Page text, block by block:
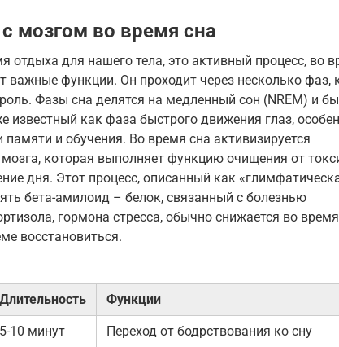
мозгом во время сна
отдыха для нашего тела, это активный процесс, во
важные функции. Он проходит через несколько фаз,
Фазы сна делятся на медленный сон (NREM) и
известный как фаза быстрого движения глаз,
и обучения. Во время сна активизируется
которая выполняет функцию очищения от
дня. Этот процесс, описанный как
бета-амилоид – белок, связанный с болезнью
гормона стресса, обычно снижается во
восстановиться.
Длительность Функции
5-10 минут Переход от бодрствования ко сну